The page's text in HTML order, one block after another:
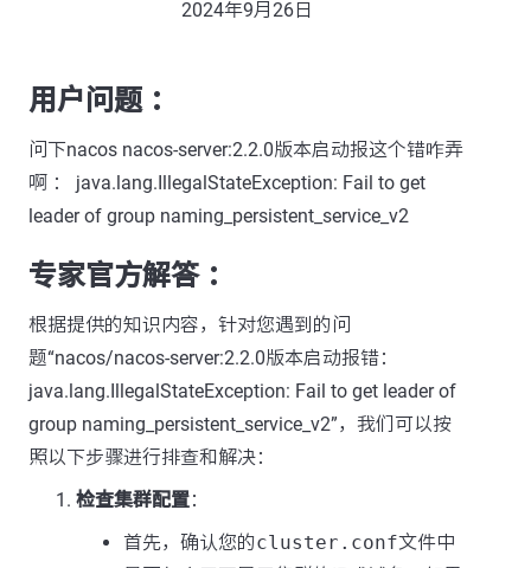
2024年9月26日
用户问题 ：
问下nacos nacos-server:2.2.0版本启动报这个错咋弄
啊 ： java.lang.IllegalStateException: Fail to get
leader of group naming_persistent_service_v2
专家官方解答 ：
根据提供的知识内容，针对您遇到的问
题“nacos/nacos-server:2.2.0版本启动报错：
java.lang.IllegalStateException: Fail to get leader of
group naming_persistent_service_v2”，我们可以按
照以下步骤进行排查和解决：
检查集群配置：
首先，确认您的cluster.conf文件中